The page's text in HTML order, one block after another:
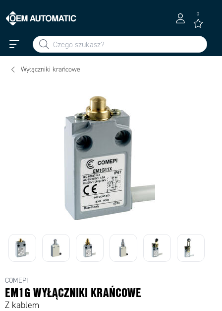
0
Wyłączniki krańcowe
COMEPI
EM1G WYŁĄCZNIKI KRAŃCOWE
Z kablem